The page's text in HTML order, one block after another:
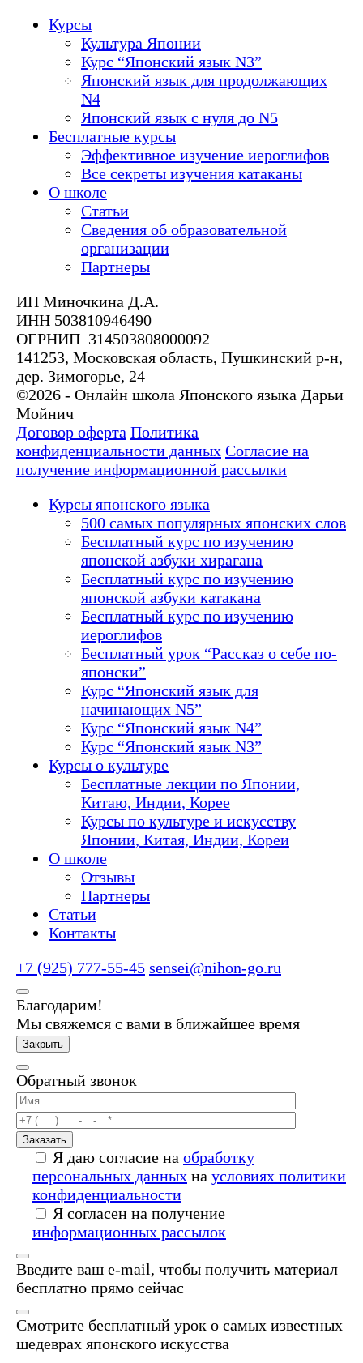
Курсы
Культура Японии
Курс “Японский язык N3”
Японский язык для продолжающих
N4
Японский язык с нуля до N5
Бесплатные курсы
Эффективное изучение иероглифов
Все секреты изучения катаканы
О школе
Статьи
Сведения об образовательной
организации
Партнеры
ИП Миночкина Д.А.
ИНН 503810946490
ОГРНИП 314503808000092
141253, Московская область, Пушкинский р-н,
дер. Зимогорье, 24
©2026 - Онлайн школа Японского языка Дарьи
Мойнич
Договор оферта Политика
конфиденциальности данных Согласие на
получение информационной рассылки
Курсы японского языка
500 самых популярных японских слов
Бесплатный курс по изучению
японской азбуки хирагана
Бесплатный курс по изучению
японской азбуки катакана
Бесплатный курс по изучению
иероглифов
Бесплатный урок “Рассказ о себе по-
японски”
Курс “Японский язык для
начинающих N5”
Курс “Японский язык N4”
Курс “Японский язык N3”
Курсы о культуре
Бесплатные лекции по Японии,
Китаю, Индии, Корее
Курсы по культуре и искусству
Японии, Китая, Индии, Кореи
О школе
Отзывы
Партнеры
Статьи
Контакты
+7 (925) 777-55-45 sensei@nihon-go.ru
Благодарим!
Мы свяжемся с вами в ближайшее время
Закрыть
Обратный звонок
Заказать
Я даю согласие на обработку
персональных данных на условиях политики
конфиденциальности
Я согласен на получение
информационных рассылок
Введите ваш e-mail, чтобы получить материал
бесплатно прямо сейчас
Смотрите бесплатный урок о самых известных
шедеврах японского искусства